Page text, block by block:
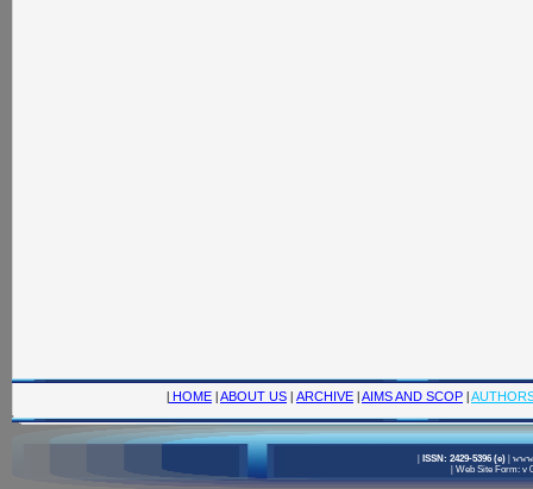
|ISSN: 2429-5396 (e) |
|Web Site Form: v
| HOME |ABOUT US | ARCHIVE |AIMS AND SCOP |